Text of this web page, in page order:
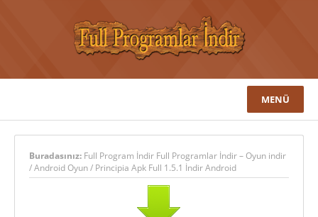
MENÜ
Buradasınız: Full Program İndir Full Programlar İndir – Oyun indir
/Android Oyun/ Principia Apk Full 1.5.1 İndir Android